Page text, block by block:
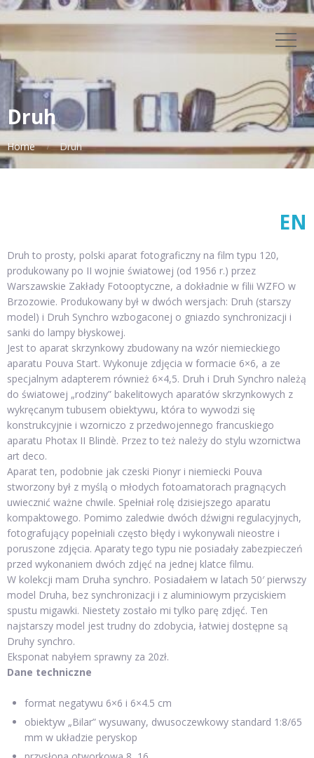
Druh
Home Druh
EN
Druh to prosty, polski aparat fotograficzny na film typu 120,
produkowany po II wojnie światowej (od 1956 r.) przez
Warszawskie Zakłady Fotooptyczne, a dokładnie w filii WZFO w
Brzozowie. Produkowany był w dwóch wersjach: Druh (starszy
model) i Druh Synchro wzbogaconej o gniazdo synchronizacji i
sanki do lampy błyskowej.
Jest to aparat skrzynkowy zbudowany na wzór niemieckiego
aparatu Pouva Start. Wykonuje zdjęcia w formacie 6×6, a ze
specjalnym adapterem również 6×4,5. Druh i Druh Synchro należą
do światowej „rodziny” bakelitowych aparatów skrzynkowych z
wykręcanym tubusem obiektywu, która to wywodzi się
konstrukcyjnie i wzorniczo z przedwojennego francuskiego
aparatu Photax II Blindè. Przez to też należy do stylu wzornictwa
art deco.
Aparat ten, podobnie jak czeski Pionyr i niemiecki Pouva
stworzony był z myślą o młodych fotoamatorach pragnących
uwiecznić ważne chwile. Spełniał rolę dzisiejszego aparatu
kompaktowego. Pomimo zaledwie dwóch dźwigni regulacyjnych,
fotografujący popełniali często błędy i wykonywali nieostre i
poruszone zdjęcia. Aparaty tego typu nie posiadały zabezpieczeń
przed wykonaniem dwóch zdjęć na jednej klatce filmu.
W kolekcji mam Druha synchro. Posiadałem w latach 50′ pierwszy
model Druha, bez synchronizacji i z aluminiowym przyciskiem
spustu migawki. Niestety zostało mi tylko parę zdjęć. Ten
najstarszy model jest trudny do zdobycia, łatwiej dostępne są
Druhy synchro.
Eksponat nabyłem sprawny za 20zł.
Dane techniczne
format negatywu 6×6 i 6×4.5 cm
obiektyw „Bilar” wysuwany, dwusoczewkowy standard 1:8/65
mm w układzie peryskop